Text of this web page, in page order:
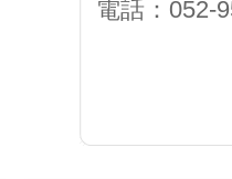
電話：052-